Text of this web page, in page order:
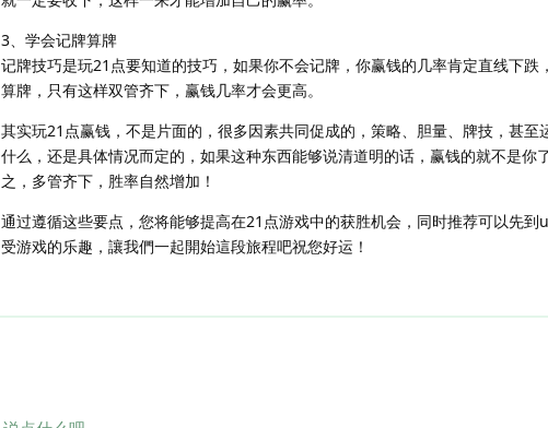
3、学会记牌算牌
记牌技巧是玩21点要知道的技巧，如果你不会记牌，你赢钱的几率肯定直线下
算牌，只有这样双管齐下，赢钱几率才会更高。
其实玩21点赢钱，不是片面的，很多因素共同促成的，策略、胆量、牌技，甚
什么，还是具体情况而定的，如果这种东西能够说清道明的话，赢钱的就不是你
之，多管齐下，胜率自然增加！
通过遵循这些要点，您将能够提高在21点游戏中的获胜机会，同时推荐可以先
受游戏的乐趣，讓我們一起開始這段旅程吧祝您好运！